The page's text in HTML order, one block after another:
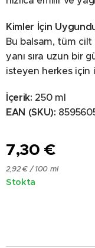
Kimler İçin
Bu balsam, tüm
yanı sıra uzun bir
isteyen herkes için
İçerik: 250 ml
EAN (SKU):
7,30 €
2,92 € / 100 ml
Stokta